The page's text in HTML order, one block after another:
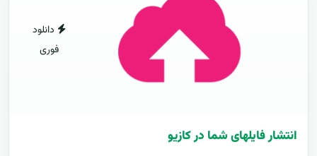
دانلود
فوری
انتشار فایلهای شما در کازیو